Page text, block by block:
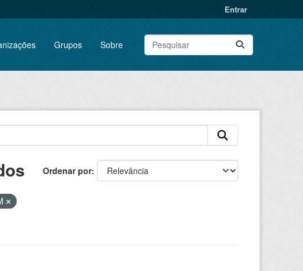
Entrar
Grupos Sobre
Ordenar por